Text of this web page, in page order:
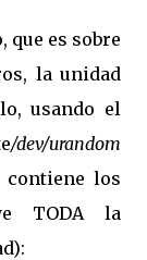
es sobre
la unidad
usando el
/dev/urandom
los
TODA la